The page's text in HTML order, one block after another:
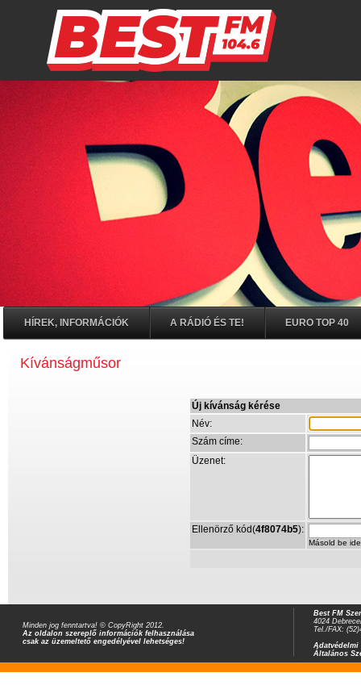
HÍREK, INFORMÁCIÓK A RÁDIÓ ÉS TE! EURO TOP 40
Kívánságműsor
Új kívánság kérése
Név:
Szám címe:
Üzenet:
Ellenörző kód(4f8074b5):
Másold be
Minden jog fenntartva! © CopyRight 2012.
Az oldalon szereplő információk felhasználása
csak az üzemeltető engedélyével lehetséges!
Best FM
4024
Tel./FAX:
Adatvédelmi
Általános